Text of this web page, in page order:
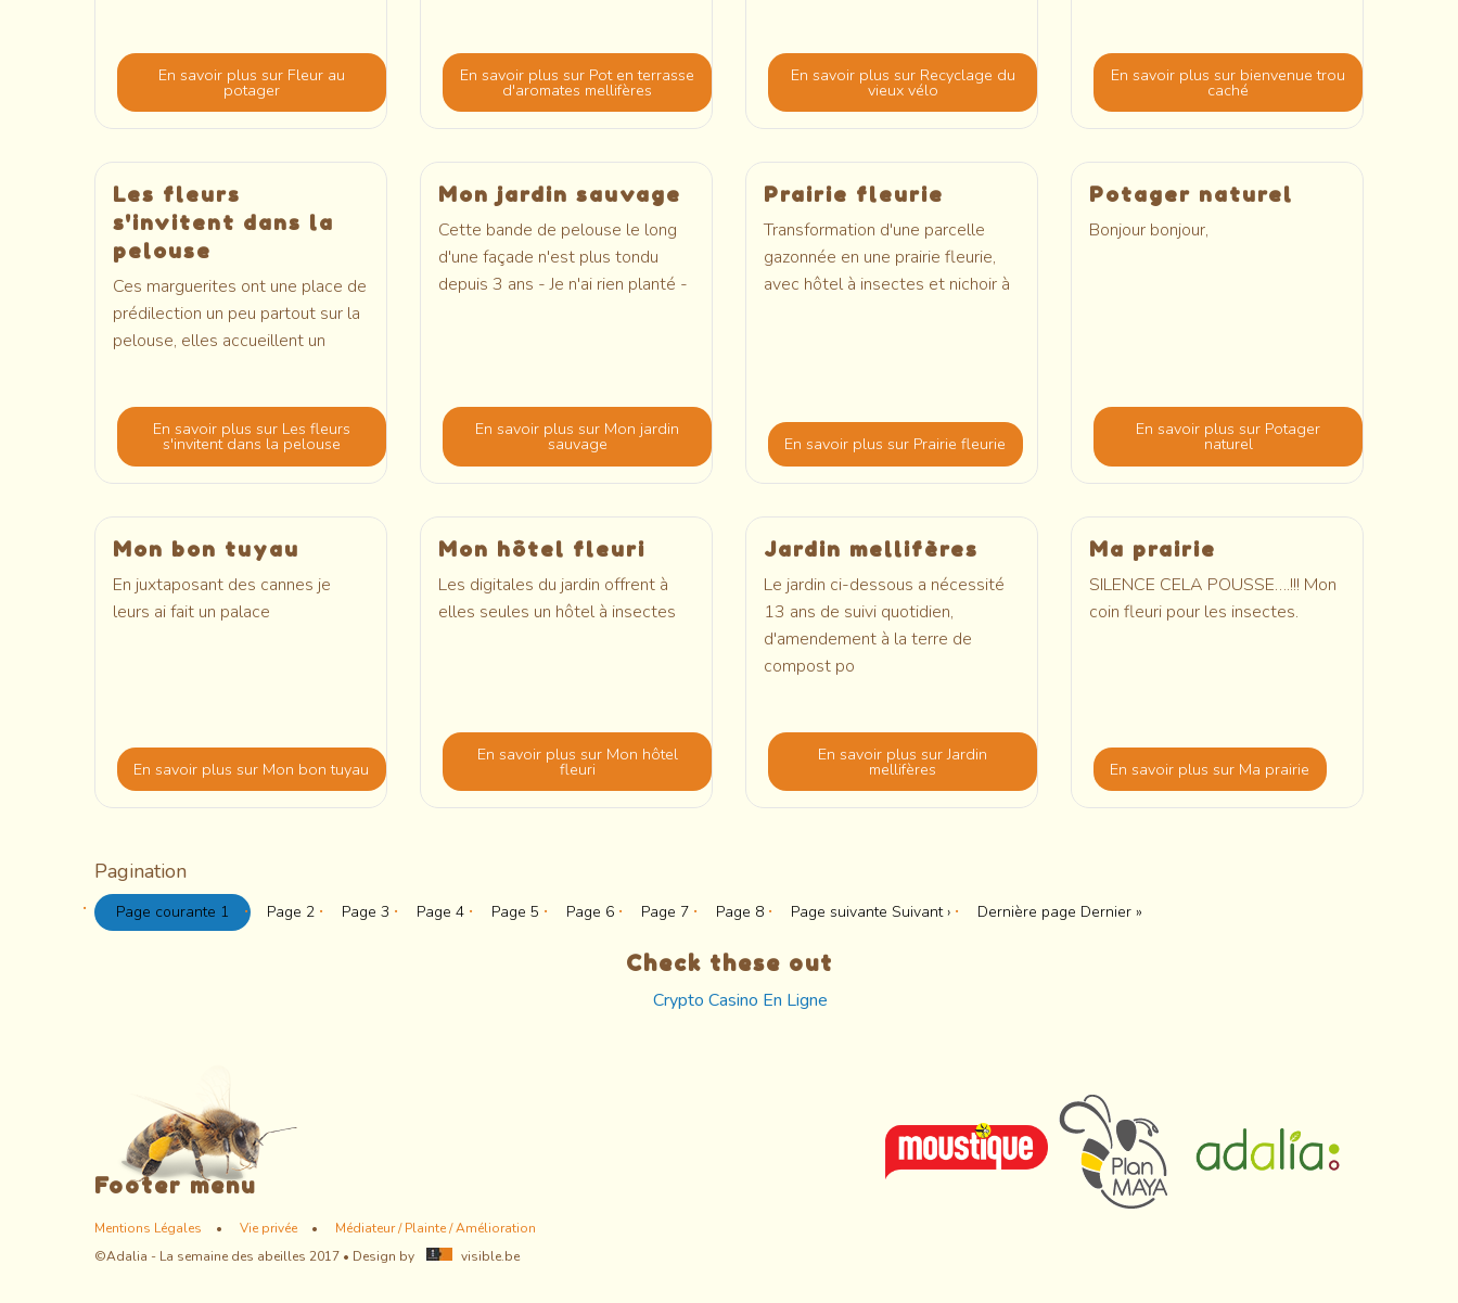
En savoir plus sur Fleur au
potager
En savoir plus sur Pot en terrasse
d'aromates mellifères
En savoir plus sur Recyclage du
vieux vélo
En savoir plus sur bienvenue trou
caché
Les fleurs
s'invitent dans la
pelouse
Ces marguerites ont une place de
prédilection un peu partout sur la
pelouse, elles accueillent un
En savoir plus sur Les fleurs
s'invitent dans la pelouse
Mon jardin sauvage
Cette bande de pelouse le long
d'une façade n'est plus tondu
depuis 3 ans - Je n'ai rien planté -
En savoir plus sur Mon jardin
sauvage
Prairie fleurie
Transformation d'une parcelle
gazonnée en une prairie fleurie,
avec hôtel à insectes et nichoir à
En savoir plussur Prairie fleurie
Potager naturel
Bonjour bonjour,
En savoir plus sur Potager
naturel
Mon bon tuyau
En juxtaposant des cannes je
leurs ai fait un palace
En savoir plussur Mon bon tuyau
Mon hôtel fleuri
Les digitales du jardin offrent à
elles seules un hôtel à insectes
En savoir plus sur Mon hôtel
fleuri
Jardin mellifères
Le jardin ci-dessous a nécessité
13 ans de suivi quotidien,
d'amendement à la terre de
compost po
En savoir plus sur Jardin
mellifères
Ma prairie
SILENCE CELA POUSSE….!!! Mon
coin fleuri pour les insectes.
En savoir plussur Ma prairie
Pagination
Page courante 1 Page 2 Page 3 Page 4 Page 5 Page 6 Page 7 Page 8 Page suivante Suivant › Dernière page Dernier »
Check these out
Crypto Casino En Ligne
Footer menu
Mentions Légales Vie privée
Médiateur / Plainte / Amélioration
©Adalia - La semaine des abeilles 2017 • Design by
visible.be